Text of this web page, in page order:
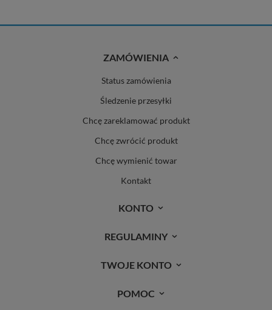
ZAMÓWIENIA
Status zamówienia
Śledzenie przesyłki
Chcę zareklamować produkt
Chcę zwrócić produkt
Chcę wymienić towar
Kontakt
KONTO
REGULAMINY
TWOJE KONTO
POMOC